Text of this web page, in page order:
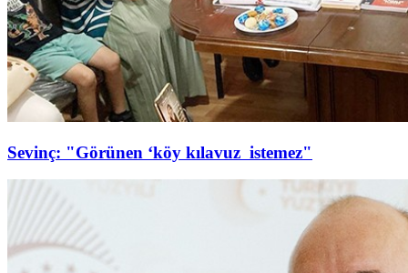
Sevinç: "Görünen ‘köy kılavuz istemez"